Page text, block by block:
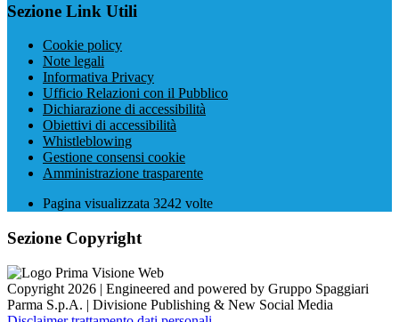
Sezione Link Utili
Cookie policy
Note legali
Informativa Privacy
Ufficio Relazioni con il Pubblico
Dichiarazione di accessibilità
Obiettivi di accessibilità
Whistleblowing
Gestione consensi cookie
Amministrazione trasparente
Pagina visualizzata 3242 volte
Sezione Copyright
Copyright 2026 | Engineered and powered by Gruppo Spaggiari
Parma S.p.A. | Divisione Publishing & New Social Media